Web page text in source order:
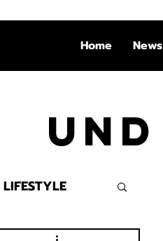
Home News
und
LIFESTYLE